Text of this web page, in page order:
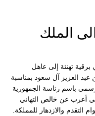
الملك
تهنئة إلى عاهل
عبد العزيز آل سعود بمناسبة
باسم رئاسة الجمهورية
أعرب عن خالص التهاني
التقدم والازدهار للمملكة.